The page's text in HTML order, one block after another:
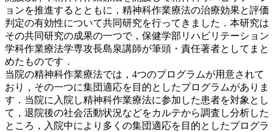
ョンを推進するとともに，精神科作業療法の治療効果と評価
判定の有効性について共同研究を行ってきました．本研究は
その共同研究の成果の一つで，保健学部リハビリテーション
学科作業療法学専攻長島泉講師が筆頭・責任著者としてまと
めたものです．
当院の精神科作業療法では，4つのプログラムが用意されて
おり，その一つに集団適応を目的としたプログラムがありま
す．当院に入院し精神科作業療法に参加した患者を対象とし
て，退院後の社会活動状況などをカルテから調査し分析した
ところ，入院中により多くの集団適応を目的としたプログラ